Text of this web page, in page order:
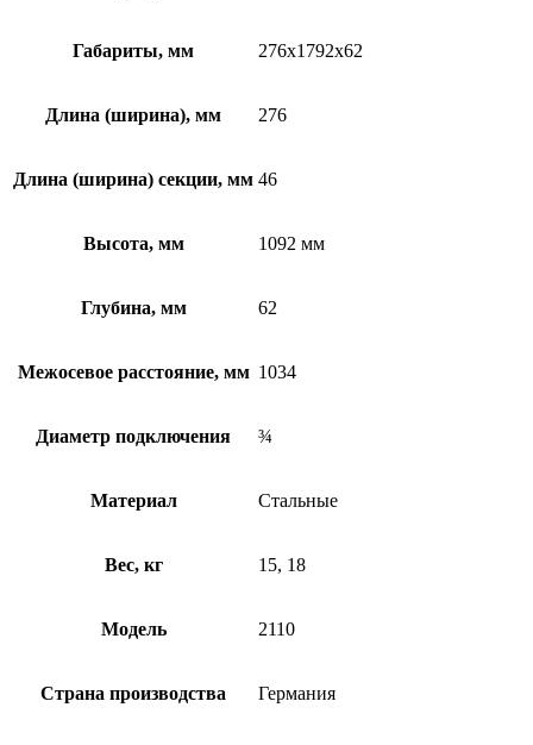
Габариты, мм 276x1792x62
Длина (ширина), мм 276
Длина (ширина) секции, мм 46
Высота, мм 1092 мм
Глубина, мм 62
Межосевое расстояние, мм 1034
Диаметр подключения ¾
Материал Стальные
Вес, кг 15, 18
Модель 2110
Страна производства Германия